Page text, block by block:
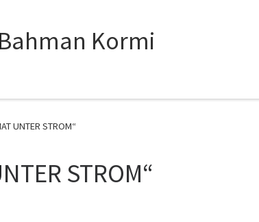
Bahman Kormi
UNTER STROM“
STROM“